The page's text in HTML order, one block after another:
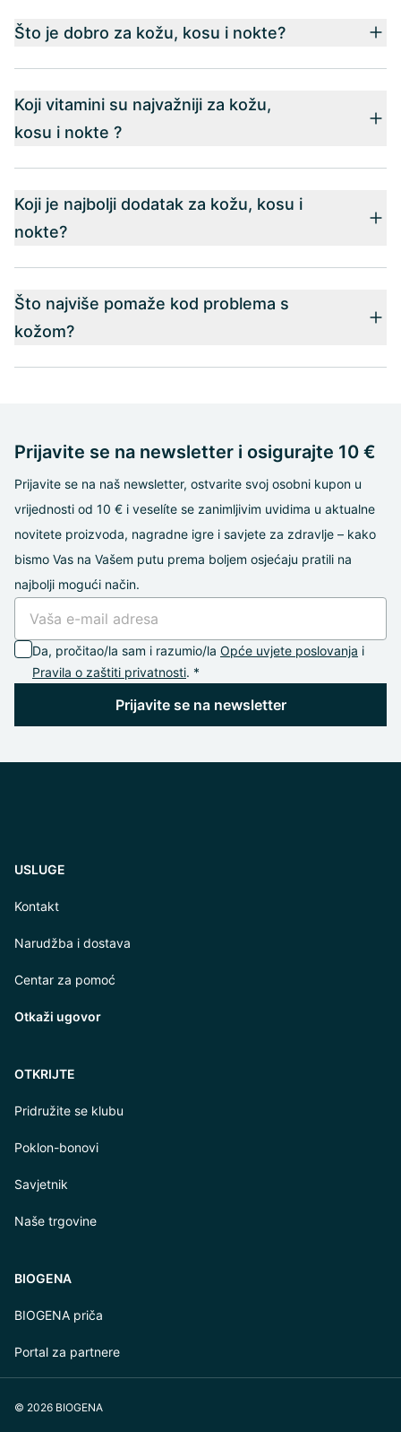
Što je dobro za kožu, kosu i nokte?
Koji vitamini su najvažniji za kožu,
kosu i nokte ?
Koji je najbolji dodatak za kožu, kosu i
nokte?
Što najviše pomaže kod problema s
kožom?
Prijavite se na newsletter i osigurajte 10 €
Prijavite se na naš newsletter, ostvarite svoj osobni kupon u
vrijednosti od 10 € i veselíte se zanimljivim uvidima u aktualne
novitete proizvoda, nagradne igre i savjete za zdravlje – kako
bismo Vas na Vašem putu prema boljem osjećaju pratili na
najbolji mogući način.
Da, pročitao/la sam i razumio/la Opće uvjete poslovanja i
Pravila o zaštiti privatnosti. *
Prijavite se na newsletter
USLUGE
Kontakt
Narudžba i dostava
Centar za pomoć
Otkaži ugovor
OTKRIJTE
Pridružite se klubu
Poklon-bonovi
Savjetnik
Naše trgovine
BIOGENA
BIOGENA priča
Portal za partnere
© 2026 BIOGENA